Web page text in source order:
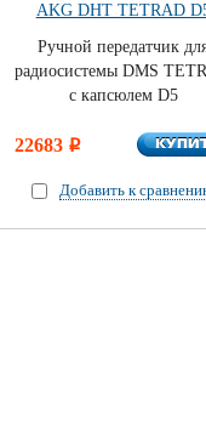
AKG DHT TETRAD
Ручной передатчик
радиосистемы DMS
с капсюлем D5
22683 i
Добавить к